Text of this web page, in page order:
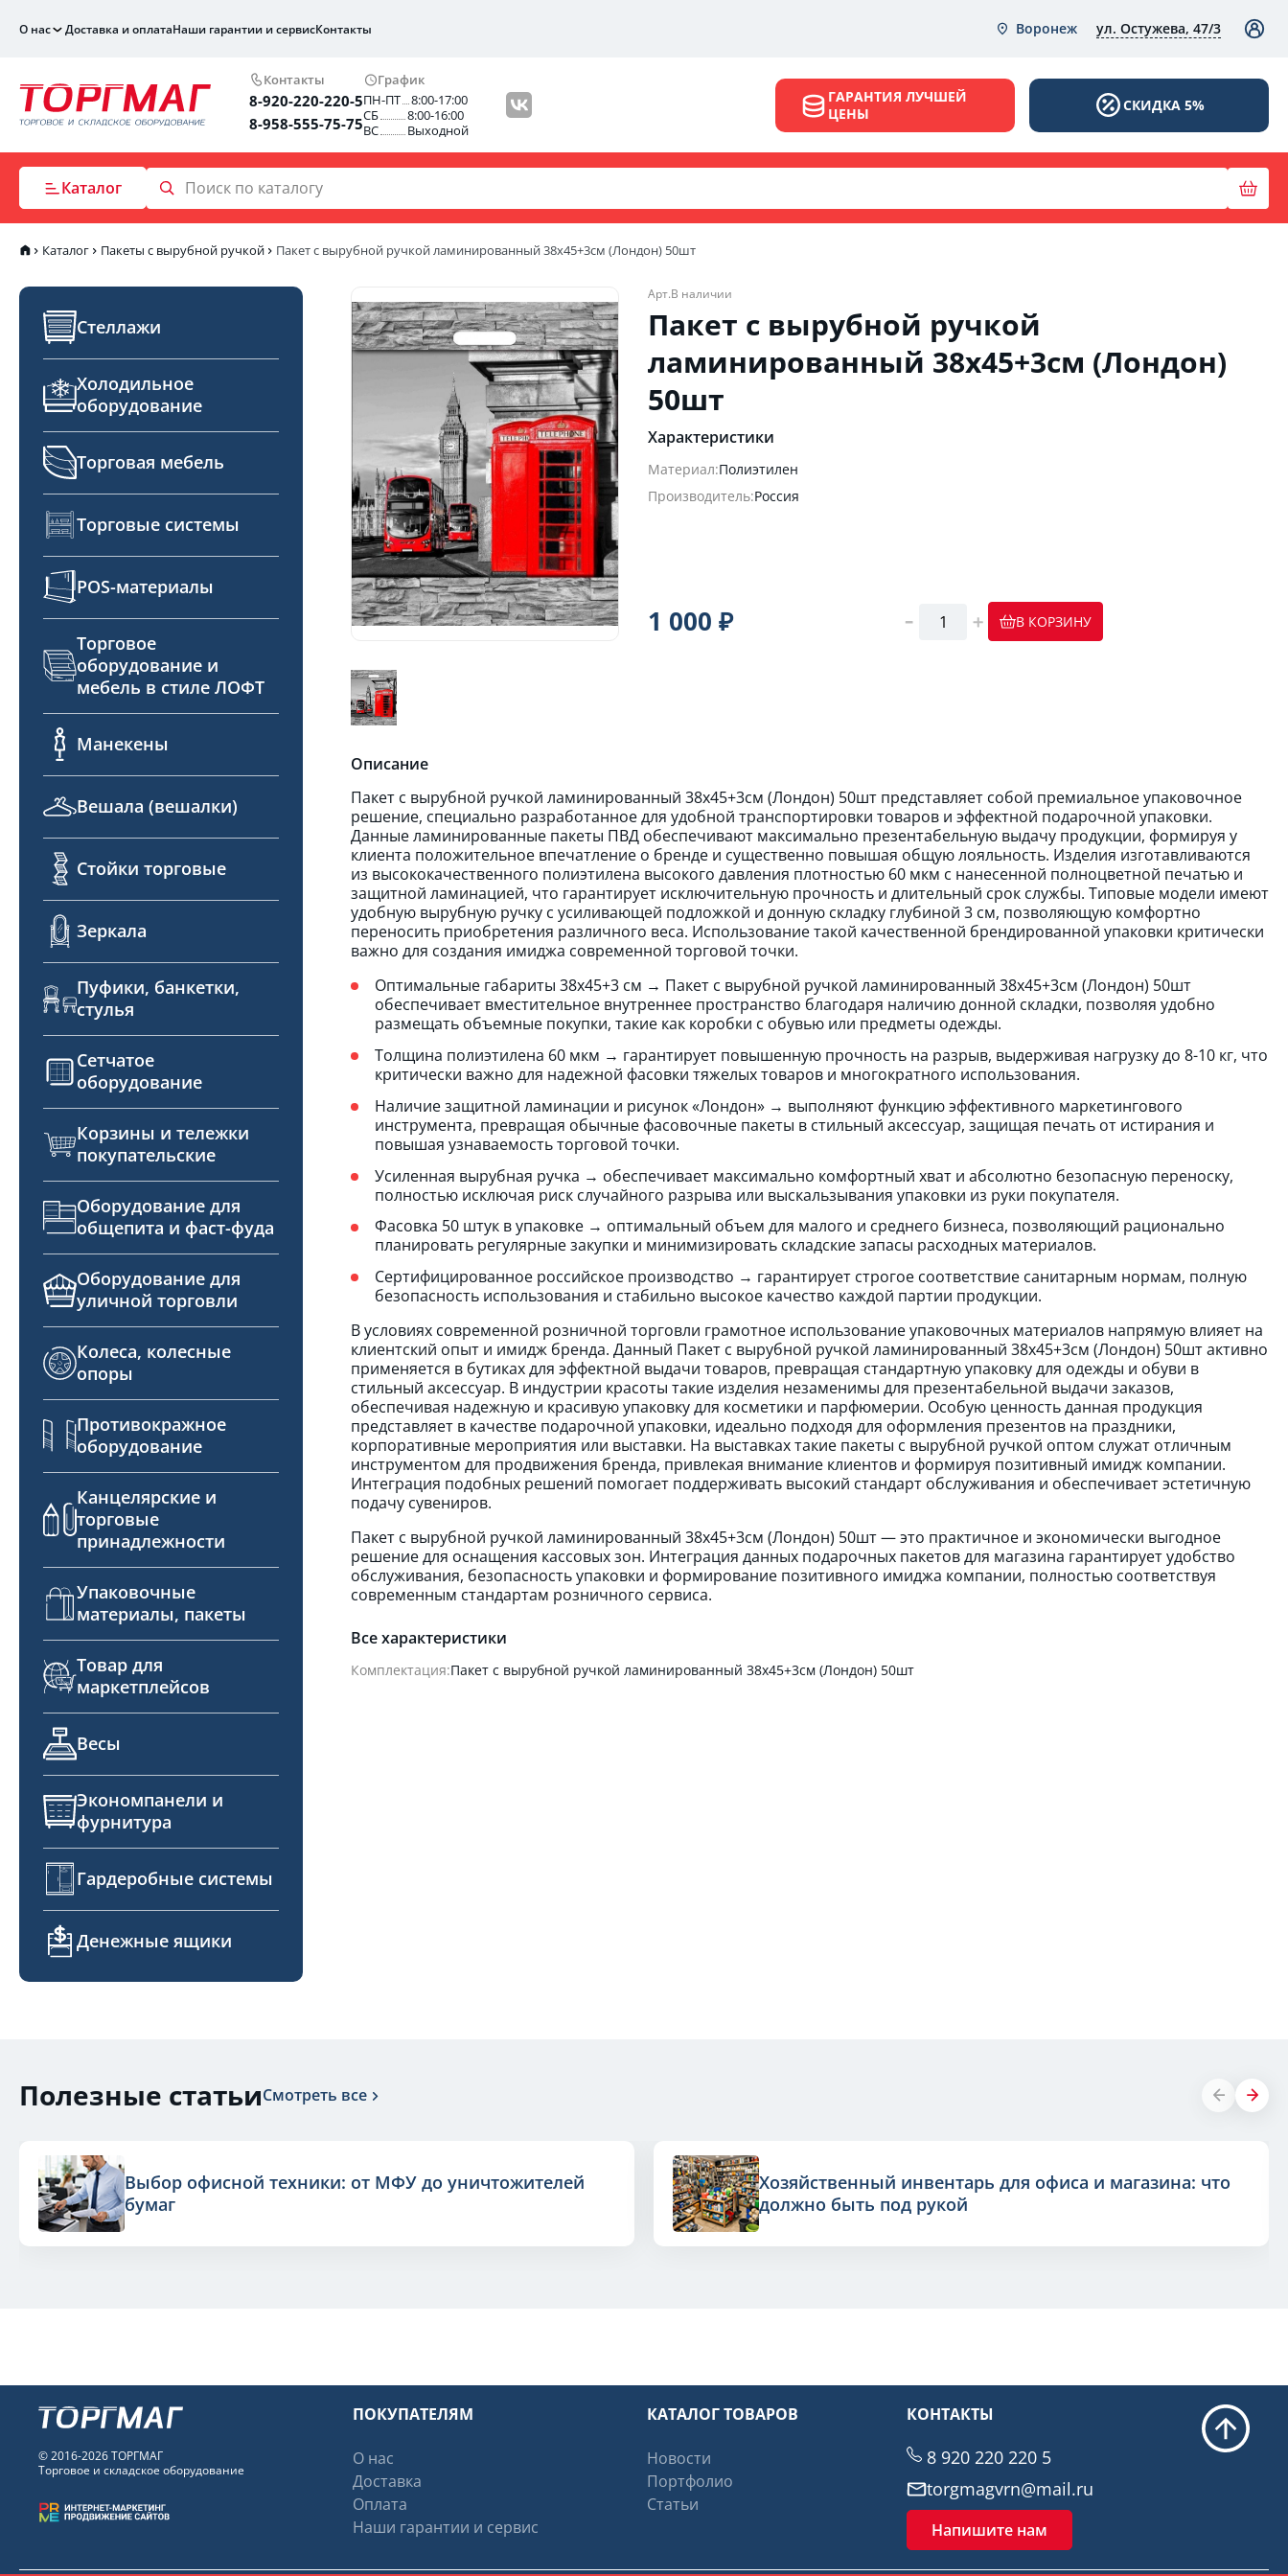
О нас Доставка и оплатаНаши гарантии и сервисКонтакты Воронеж ул. Остужева, 47/3
Контакты
8-920-220-220-5
8-958-555-75-75
График
ПН-ПТ
8:00-17:00
СБ
8:00-16:00
ВС
Выходной
ГАРАНТИЯ ЛУЧШЕЙ
ЦЕНЫ
СКИДКА 5%
Каталог
Каталог Пакеты с вырубной ручкой Пакет с вырубной ручкой ламинированный 38х45+3см (Лондон) 50шт
Стеллажи
Холодильное
оборудование
Торговая мебель
Торговые системы
POS-материалы
Торговое
оборудование и
мебель в стиле ЛОФТ
Манекены
Вешала (вешалки)
Стойки торговые
Зеркала
Пуфики, банкетки,
стулья
Сетчатое
оборудование
Корзины и тележки
покупательские
Оборудование для
общепита и фаст-фуда
Оборудование для
уличной торговли
Колеса, колесные
опоры
Противокражное
оборудование
Канцелярские и
торговые
принадлежности
Упаковочные
материалы, пакеты
Товар для
маркетплейсов
Весы
Экономпанели и
фурнитура
Гардеробные системы
Денежные ящики
Арт.В наличии
Пакет с вырубной ручкой
ламинированный 38х45+3см (Лондон)
50шт
Характеристики
Материал:Полиэтилен
Производитель:Россия
1 000 ₽ В КОРЗИНУ
Описание
Пакет с вырубной ручкой ламинированный 38х45+3см (Лондон) 50шт представляет собой премиальное упаковочное
решение, специально разработанное для удобной транспортировки товаров и эффектной подарочной упаковки.
Данные ламинированные пакеты ПВД обеспечивают максимально презентабельную выдачу продукции, формируя у
клиента положительное впечатление о бренде и существенно повышая общую лояльность. Изделия изготавливаются
из высококачественного полиэтилена высокого давления плотностью 60 мкм с нанесенной полноцветной печатью и
защитной ламинацией, что гарантирует исключительную прочность и длительный срок службы. Типовые модели имеют
удобную вырубную ручку с усиливающей подложкой и донную складку глубиной 3 см, позволяющую комфортно
переносить приобретения различного веса. Использование такой качественной брендированной упаковки критически
важно для создания имиджа современной торговой точки.
Оптимальные габариты 38х45+3 см → Пакет с вырубной ручкой ламинированный 38х45+3см (Лондон) 50шт
обеспечивает вместительное внутреннее пространство благодаря наличию донной складки, позволяя удобно
размещать объемные покупки, такие как коробки с обувью или предметы одежды.
Толщина полиэтилена 60 мкм → гарантирует повышенную прочность на разрыв, выдерживая нагрузку до 8-10 кг, что
критически важно для надежной фасовки тяжелых товаров и многократного использования.
Наличие защитной ламинации и рисунок «Лондон» → выполняют функцию эффективного маркетингового
инструмента, превращая обычные фасовочные пакеты в стильный аксессуар, защищая печать от истирания и
повышая узнаваемость торговой точки.
Усиленная вырубная ручка → обеспечивает максимально комфортный хват и абсолютно безопасную переноску,
полностью исключая риск случайного разрыва или выскальзывания упаковки из руки покупателя.
Фасовка 50 штук в упаковке → оптимальный объем для малого и среднего бизнеса, позволяющий рационально
планировать регулярные закупки и минимизировать складские запасы расходных материалов.
Сертифицированное российское производство → гарантирует строгое соответствие санитарным нормам, полную
безопасность использования и стабильно высокое качество каждой партии продукции.
В условиях современной розничной торговли грамотное использование упаковочных материалов напрямую влияет на
клиентский опыт и имидж бренда. Данный Пакет с вырубной ручкой ламинированный 38х45+3см (Лондон) 50шт активно
применяется в бутиках для эффектной выдачи товаров, превращая стандартную упаковку для одежды и обуви в
стильный аксессуар. В индустрии красоты такие изделия незаменимы для презентабельной выдачи заказов,
обеспечивая надежную и красивую упаковку для косметики и парфюмерии. Особую ценность данная продукция
представляет в качестве подарочной упаковки, идеально подходя для оформления презентов на праздники,
корпоративные мероприятия или выставки. На выставках такие пакеты с вырубной ручкой оптом служат отличным
инструментом для продвижения бренда, привлекая внимание клиентов и формируя позитивный имидж компании.
Интеграция подобных решений помогает поддерживать высокий стандарт обслуживания и обеспечивает эстетичную
подачу сувениров.
Пакет с вырубной ручкой ламинированный 38х45+3см (Лондон) 50шт — это практичное и экономически выгодное
решение для оснащения кассовых зон. Интеграция данных подарочных пакетов для магазина гарантирует удобство
обслуживания, безопасность упаковки и формирование позитивного имиджа компании, полностью соответствуя
современным стандартам розничного сервиса.
Все характеристики
Комплектация:Пакет с вырубной ручкой ламинированный 38х45+3см (Лондон) 50шт
Полезные статьиСмотреть все
Выбор офисной техники: от МФУ до уничтожителей
бумаг
Хозяйственный инвентарь для офиса и магазина: что
должно быть под рукой
© 2016-2026 ТОРГМАГ
Торговое и складское оборудование
ПОКУПАТЕЛЯМ
О нас
Доставка
Оплата
Наши гарантии и сервис
КАТАЛОГ ТОВАРОВ
Новости
Портфолио
Статьи
КОНТАКТЫ
8 920 220 220 5
torgmagvrn@mail.ru
Напишите нам